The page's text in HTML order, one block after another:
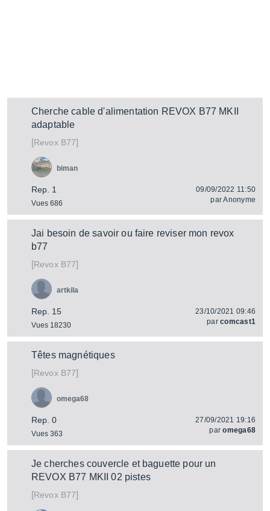
Cherche cable d'alimentation REVOX B77 MKII
adaptable
[RevoxB77]
Rep. 1
Vues 686
biman
09/09/2022 11:50
parAnonyme
Jai besoin de savoir ou faire reviser mon revox
b77
[RevoxB77]
Rep. 15
Vues 18230
artkila
23/10/2021 09:46
parcomcast1
Têtes magnétiques
[RevoxB77]
Rep. 0
Vues 363
omega68
27/09/2021 19:16
paromega68
Je cherches couvercle et baguette pour un
REVOX B77 MKII 02 pistes
[RevoxB77]